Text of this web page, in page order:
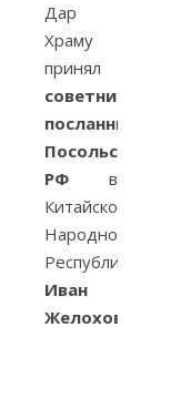
Дар
Храму
принял
советник-
посланник
Посольства
РФ в
Китайской
Народной
Республике
Иван
Желоховцев